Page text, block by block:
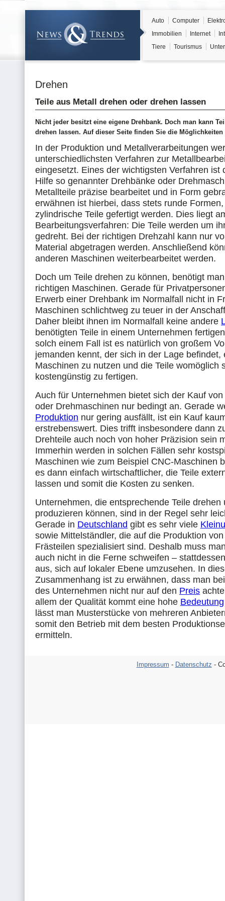
Auto Computer
Immobilien
Internet
Tiere
Tourismus
Drehen
Teile aus Metall drehen oder drehen lassen
Nicht jeder besitzt eine eigene Drehbank. Doch man kann
drehen lassen. Auf dieser Seite finden Sie die
In der Produktion und Metallverarbeitungen
unterschiedlichsten Verfahren zur
eingesetzt. Eines der wichtigsten Verfahren ist
Hilfe so genannter Drehbänke oder
Metallteile präzise bearbeitet und in Form
erwähnen ist hierbei, dass stets runde
zylindrische Teile gefertigt werden. Dies liegt
Bearbeitungsverfahren: Die Teile werden um
gedreht. Bei der richtigen Drehzahl kann nur
Material abgetragen werden. Anschließend
anderen Maschinen weiterbearbeitet werden.
Doch um Teile drehen zu können, benötigt
richtigen Maschinen. Gerade für
Erwerb einer Drehbank im Normalfall nicht in
Maschinen schlichtweg zu teuer in der
Daher bleibt ihnen im Normalfall keine andere
benötigten Teile in einem Unternehmen
solch einem Fall ist es natürlich von großem
jemanden kennt, der sich in der Lage befindet,
Maschinen zu nutzen und die Teile womöglich
kostengünstig zu fertigen.
Auch für Unternehmen bietet sich der Kauf
oder Drehmaschinen nur bedingt an. Gerade
Produktion nur gering ausfällt, ist ein Kauf
erstrebenswert. Dies trifft insbesondere dann
Drehteile auch noch von hoher Präzision sein
Immerhin werden in solchen Fällen sehr
Maschinen wie zum Beispiel CNC-Maschinen
es dann einfach wirtschaftlicher, die Teile
lassen und somit die Kosten zu senken.
Unternehmen, die entsprechende Teile drehen
produzieren können, sind in der Regel sehr
Gerade in Deutschland gibt es sehr viele
sowie Mittelständler, die auf die Produktion
Frästeilen spezialisiert sind. Deshalb muss
auch nicht in die Ferne schweifen –
aus, sich auf lokaler Ebene umzusehen. In
Zusammenhang ist zu erwähnen, dass man
des Unternehmen nicht nur auf den Preis
allem der Qualität kommt eine hohe Bedeutung
lässt man Musterstücke von mehreren
somit den Betrieb mit dem besten
ermitteln.
Impressum - Datenschutz -